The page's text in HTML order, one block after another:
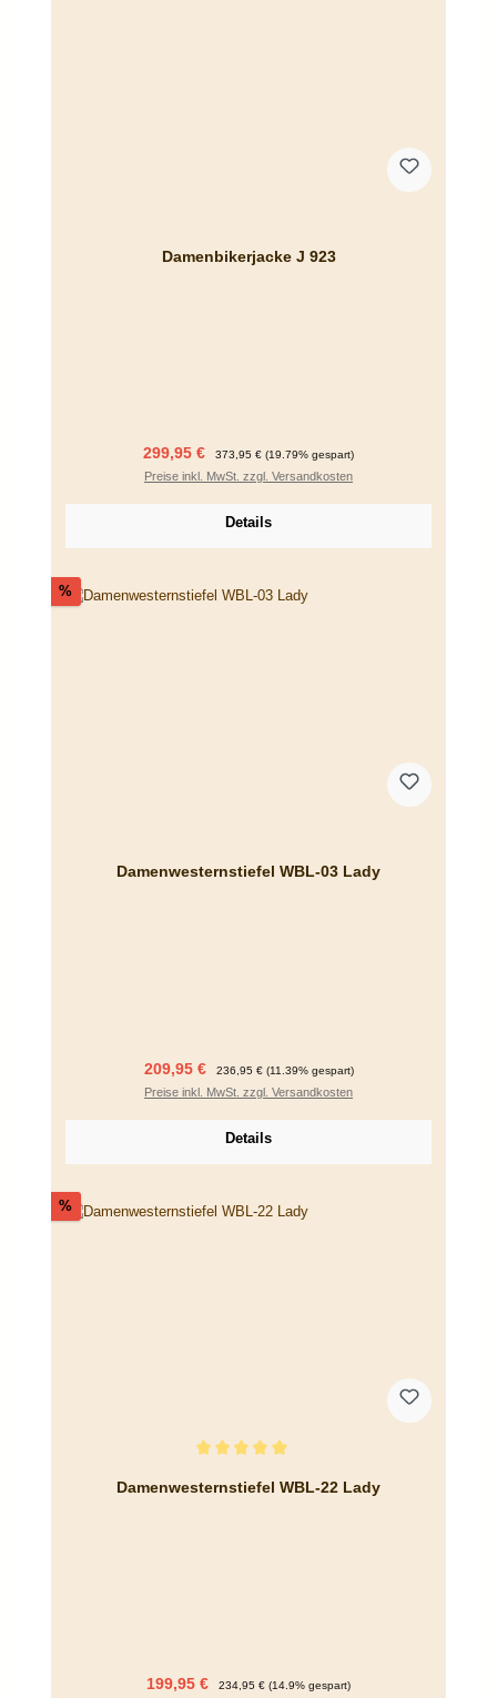
Damenbikerjacke J 923
Verkaufspreis:
299,95 € Regulärer Preis:
373,95 € (19.79% gespart)
Preise inkl. MwSt. zzgl. Versandkosten
Details
%Rabatt
Damenwesternstiefel WBL-03 Lady
Verkaufspreis:
209,95 € Regulärer Preis:
236,95 € (11.39% gespart)
Preise inkl. MwSt. zzgl. Versandkosten
Details
%Rabatt
Damenwesternstiefel WBL-22 Lady
Verkaufspreis:
199,95 € Regulärer Preis:
234,95 € (14.9% gespart)